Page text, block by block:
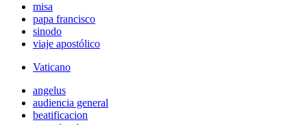
misa
papa francisco
sinodo
viaje apostólico
Vaticano
angelus
audiencia general
beatificacion